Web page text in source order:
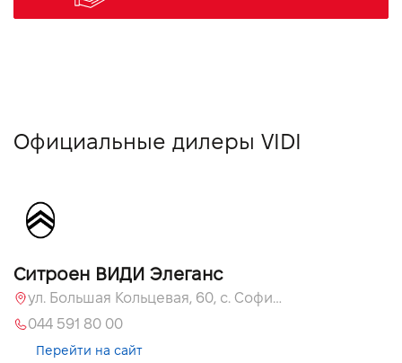
Официальные дилеры VIDI
Ситроен ВИДИ Элеганс
ул. Большая Кольцевая, 60, с. Софиевская Борщаговка, Киевская обл., 08131
044 591 80 00
Перейти на сайт